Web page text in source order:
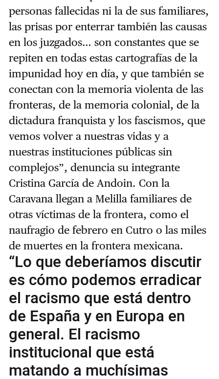
personas fallecidas ni la de sus familiares,
las prisas por enterrar también las causas
en los juzgados… son constantes que se
repiten en todas estas cartografías de la
impunidad hoy en día, y que también se
conectan con la memoria violenta de las
fronteras, de la memoria colonial, de la
dictadura franquista y los fascismos, que
vemos volver a nuestras vidas y a
nuestras instituciones públicas sin
complejos”, denuncia su integrante
Cristina García de Andoin. Con la
Caravana llegan a Melilla familiares de
otras víctimas de la frontera, como el
naufragio de febrero en Cutro o las miles
de muertes en la frontera mexicana.
“Lo que deberíamos discutir
es cómo podemos erradicar
el racismo que está dentro
de España y en Europa en
general. El racismo
institucional que está
matando a muchísimas